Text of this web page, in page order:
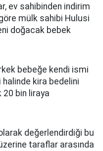
ev sahibinden indirim
mülk sahibi Hulusi
doğacak bebek
bebeğe kendi ismi
halinde kira bedelini
20 bin liraya
değerlendirdiği bu
taraflar arasında